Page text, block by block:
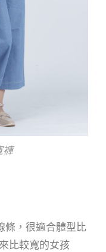
褲
條，很適合體型比
比較寬的女孩